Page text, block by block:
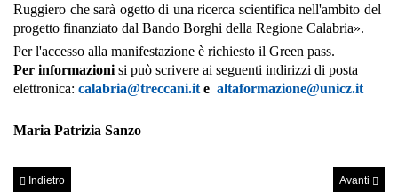
Ruggiero che sarà ogetto di una ricerca scientifica nell'ambito del
progetto finanziato dal Bando Borghi della Regione Calabria».
Per l'accesso alla manifestazione è richiesto il Green pass.
Per informazioni si può scrivere ai seguenti indirizzi di posta
elettronica: calabria@treccani.it e altaformazione@unicz.it
Maria Patrizia Sanzo
Indietro Avanti